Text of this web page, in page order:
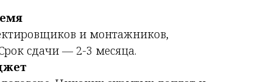
и монтажников,
сдачи — 2-3 месяца.